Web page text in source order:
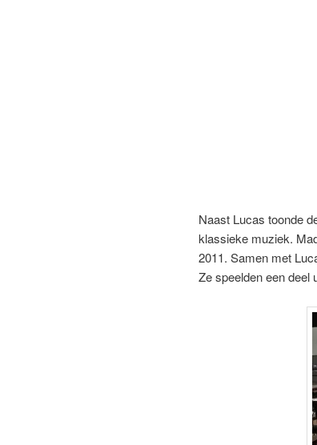
Naast Lucas toonde
klassieke muziek.
2011. Samen met
Ze speelden een deel